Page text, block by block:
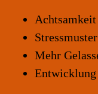
Mehr
Entwicklung